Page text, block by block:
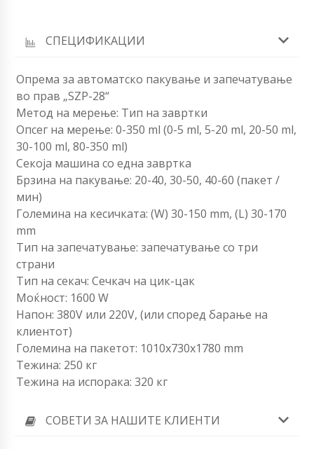
СПЕЦИФИКАЦИИ
Опрема за автоматско пакување и запечатување
во прав „SZP-28“
Метод на мерење: Тип на завртки
Опсег на мерење: 0-350 ml (0-5 ml, 5-20 ml, 20-50 ml,
30-100 ml, 80-350 ml)
Секоја машина со една завртка
Брзина на пакување: 20-40, 30-50, 40-60 (пакет /
мин)
Големина на кесичката: (W) 30-150 mm, (L) 30-170
mm
Тип на запечатување: запечатување со три
страни
Тип на секач: Сечкач на цик-цак
Моќност: 1600 W
Напон: 380V или 220V, (или според барање на
клиентот)
Големина на пакетот: 1010x730x1780 mm
Тежина: 250 кг
Тежина на испорака: 320 кг
СОВЕТИ ЗА НАШИТЕ КЛИЕНТИ